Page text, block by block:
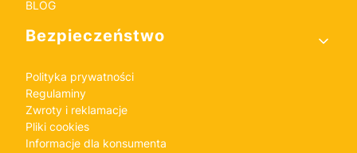
BLOG
Bezpieczeństwo
Polityka prywatności
Regulaminy
Zwroty i reklamacje
Pliki cookies
Informacje dla konsumenta